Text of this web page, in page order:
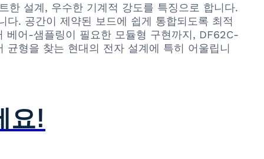
설계, 우수한 기계적 강도를 특징으로 합니다.
. 공간이 제약된 보드에 쉽게 통합되도록 최적
베어-샘플링이 필요한 모듈형 구현까지, DF62C-
형을 찾는 현대의 전자 설계에 특히 어울립니
요!